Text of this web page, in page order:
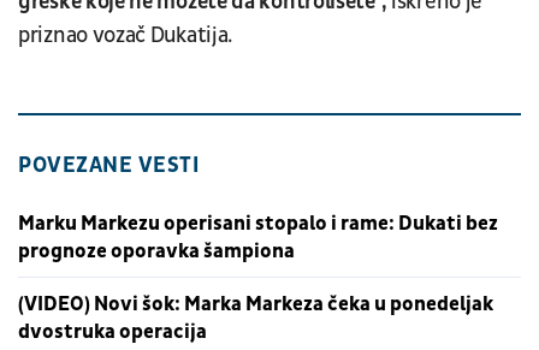
priznao vozač Dukatija.
POVEZANE VESTI
Marku Markezu operisani stopalo i rame: Dukati bez
prognoze oporavka šampiona
(VIDEO) Novi šok: Marka Markeza čeka u ponedeljak
dvostruka operacija